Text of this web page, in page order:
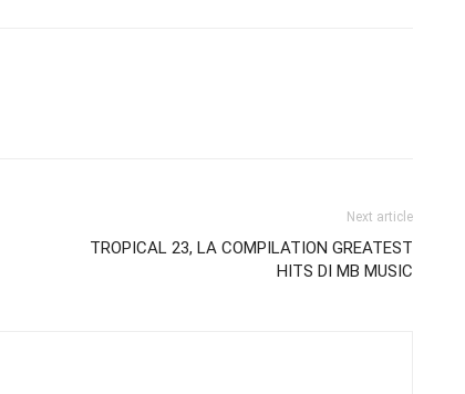
Next article
TROPICAL 23, LA COMPILATION GREATEST
HITS DI MB MUSIC